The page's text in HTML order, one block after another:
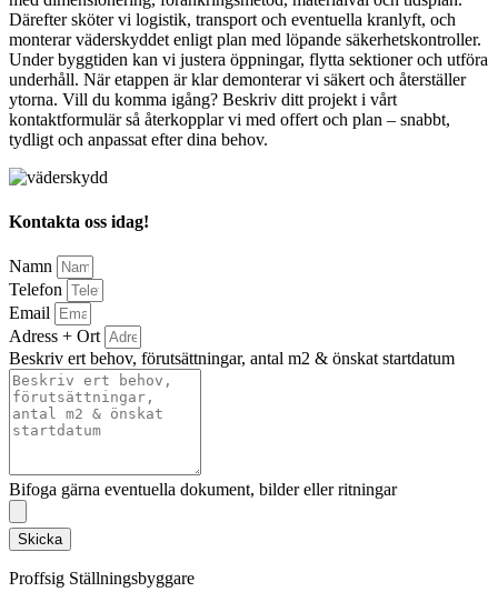
Därefter sköter vi logistik, transport och eventuella kranlyft, och
monterar väderskyddet enligt plan med löpande säkerhetskontroller.
Under byggtiden kan vi justera öppningar, flytta sektioner och utföra
underhåll. När etappen är klar demonterar vi säkert och återställer
ytorna. Vill du komma igång? Beskriv ditt projekt i vårt
kontaktformulär så återkopplar vi med offert och plan – snabbt,
tydligt och anpassat efter dina behov.
Kontakta oss idag!
Namn
Telefon
Email
Adress + Ort
Beskriv ert behov, förutsättningar, antal m2 & önskat startdatum
Bifoga gärna eventuella dokument, bilder eller ritningar
Skicka
Proffsig Ställningsbyggare